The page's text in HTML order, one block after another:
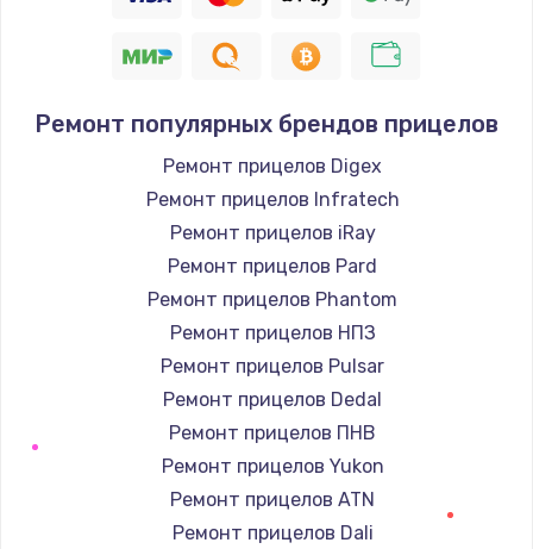
Ремонт популярных брендов прицелов
Ремонт прицелов Digex
Ремонт прицелов Infratech
Ремонт прицелов iRay
Ремонт прицелов Pard
Ремонт прицелов Phantom
Ремонт прицелов НПЗ
Ремонт прицелов Pulsar
Ремонт прицелов Dedal
Ремонт прицелов ПНВ
Ремонт прицелов Yukon
Ремонт прицелов ATN
Ремонт прицелов Dali